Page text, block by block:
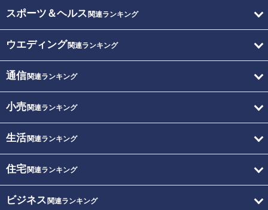
スポーツ＆ヘルス 関連ランキング
ウエディング関連ランキング
通信関連ランキング
小売関連ランキング
生活関連ランキング
住宅関連ランキング
ビジネス 関連ランキング